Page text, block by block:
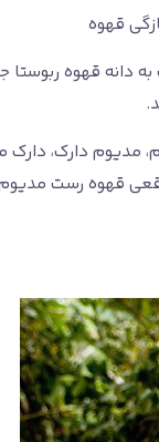
دانه قهوه
در 5 درجه رست لایت،
قهوه رست